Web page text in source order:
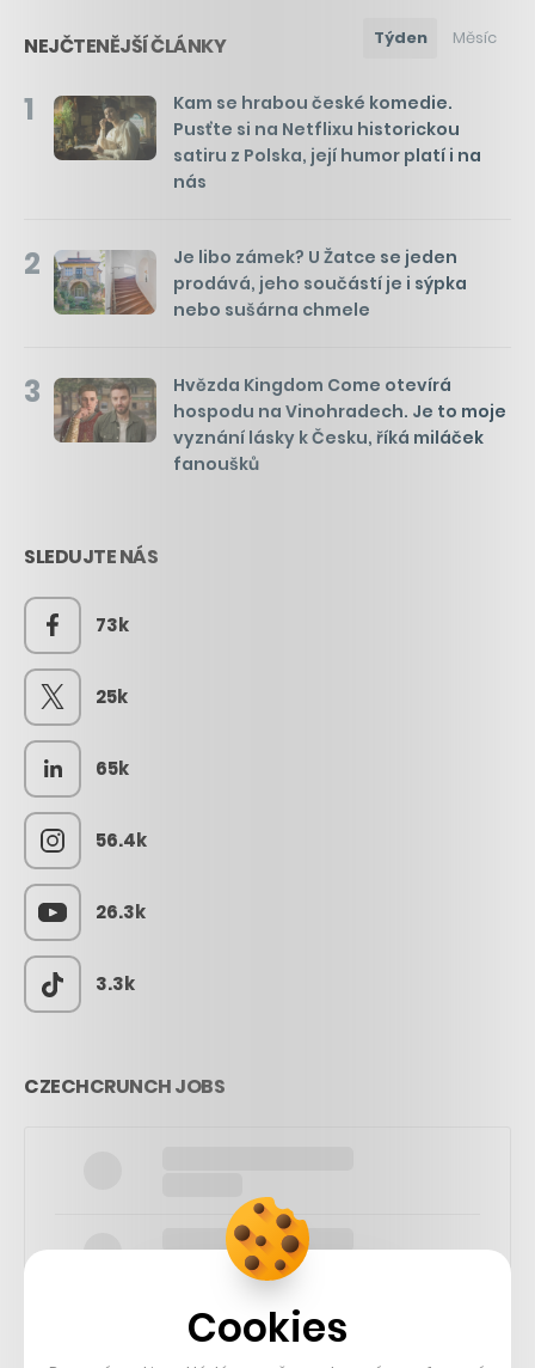
NEJČTENĚJŠÍ ČLÁNKY Týden Měsíc
1
Kam se hrabou české komedie.
Pusťte si na Netflixu historickou
satiru z Polska, její humor platí i na
nás
2
Je libo zámek? U Žatce se jeden
prodává, jeho součástí je i sýpka
nebo sušárna chmele
3
Hvězda Kingdom Come otevírá
hospodu na Vinohradech. Je to moje
vyznání lásky k Česku, říká miláček
fanoušků
SLEDUJTE NÁS
73k
25k
65k
56.4k
26.3k
3.3k
CZECHCRUNCH JOBS
Cookies